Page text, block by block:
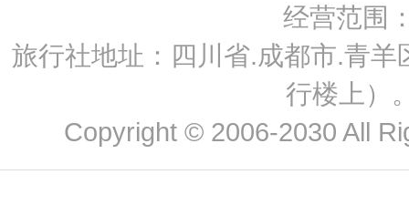
经营范围
旅行社地址：四川省.成都市.青
行楼上）
Copyright © 2006-2030 All